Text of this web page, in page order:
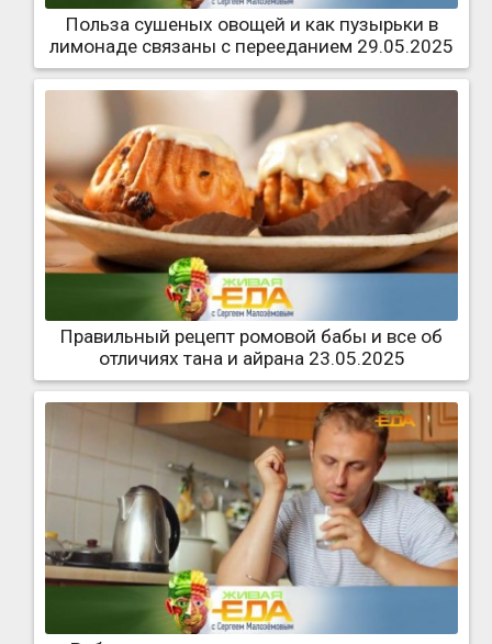
Польза сушеных овощей и как пузырьки в
лимонаде связаны с перееданием 29.05.2025
Правильный рецепт ромовой бабы и все об
отличиях тана и айрана 23.05.2025